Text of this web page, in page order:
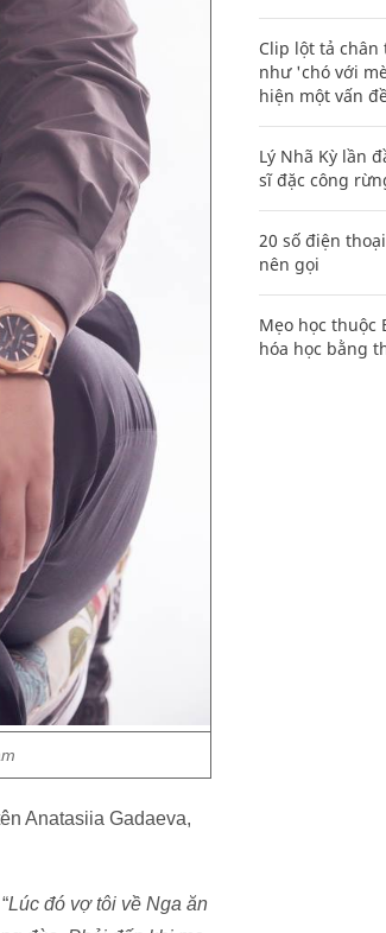
Anatasiia Gadaeva,
Lúc đó vợ tôi về Nga ăn
Clip lột tả chân
như 'chó với
hiện một vấn
Lý Nhã Kỳ lần
sĩ đặc công
20 số điện
nên gọi
Mẹo học thuộc
hóa học bằng